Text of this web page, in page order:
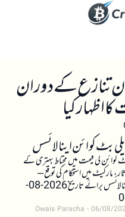
تنازع کے دوران
اظہار کیا
بٹ کوائن اینالائسس
کوائن کی قیمت میں محتاط بہتری کے
مارکیٹ میں استحکام کی توقع –
اینالائسس برائے تاریخ 2026-08-
Owais Paracha 06/08/